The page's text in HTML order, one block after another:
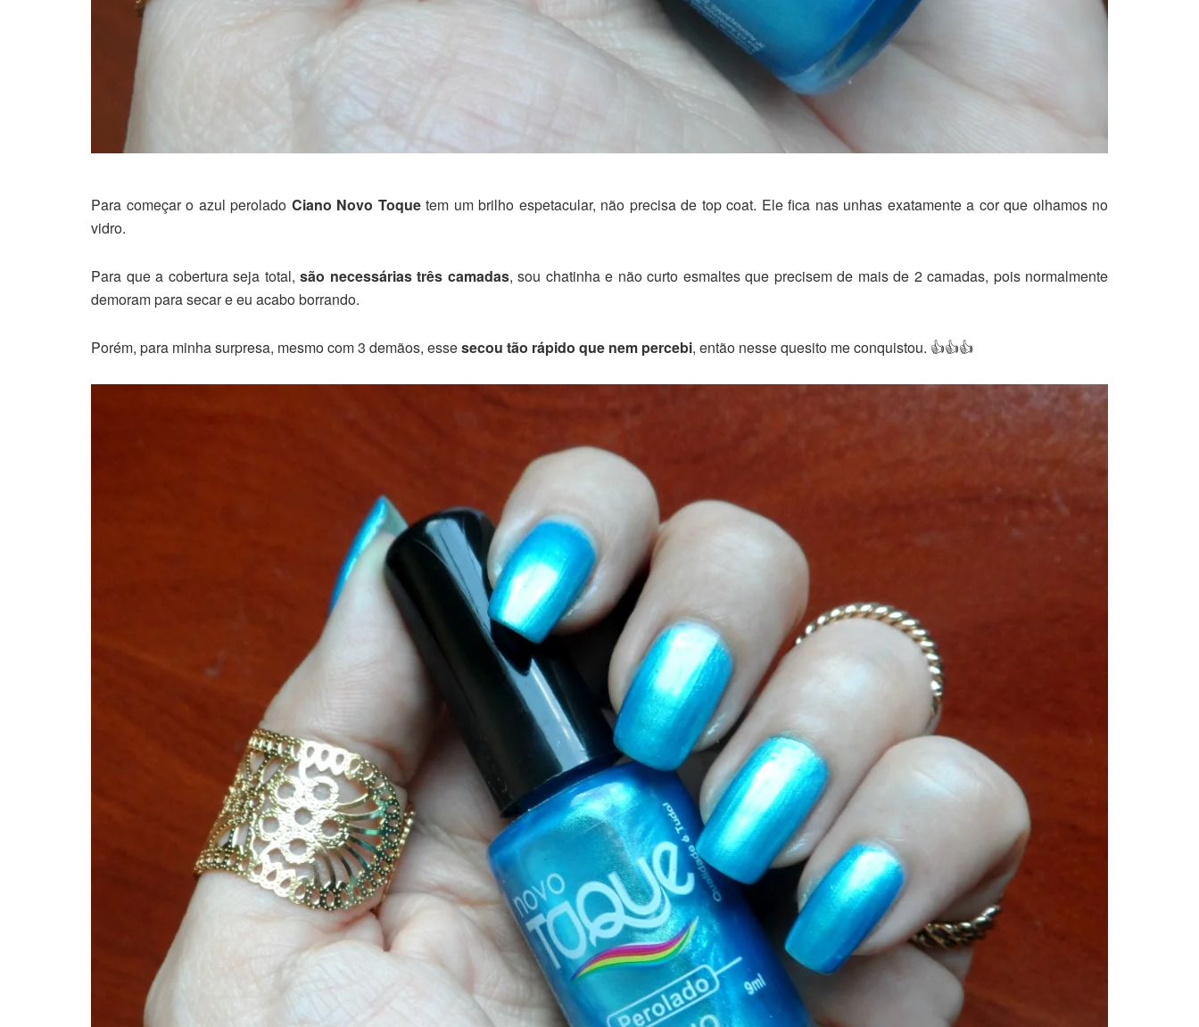
Para começar o azul perolado Ciano Novo Toquetem um brilho espetacular, não precisa de top coat. Ele fica nas unhas exatamente a cor que olhamos no
vidro.
Para que a cobertura seja total, são necessárias três camadas, sou chatinha e não curto esmaltes que precisem de mais de 2 camadas, pois normalmente
demoram para secar e eu acabo borrando.
Porém, para minha surpresa, mesmo com 3 demãos, essesecou tão rápido que nem percebi, então nesse quesito me conquistou. 👍👍👍